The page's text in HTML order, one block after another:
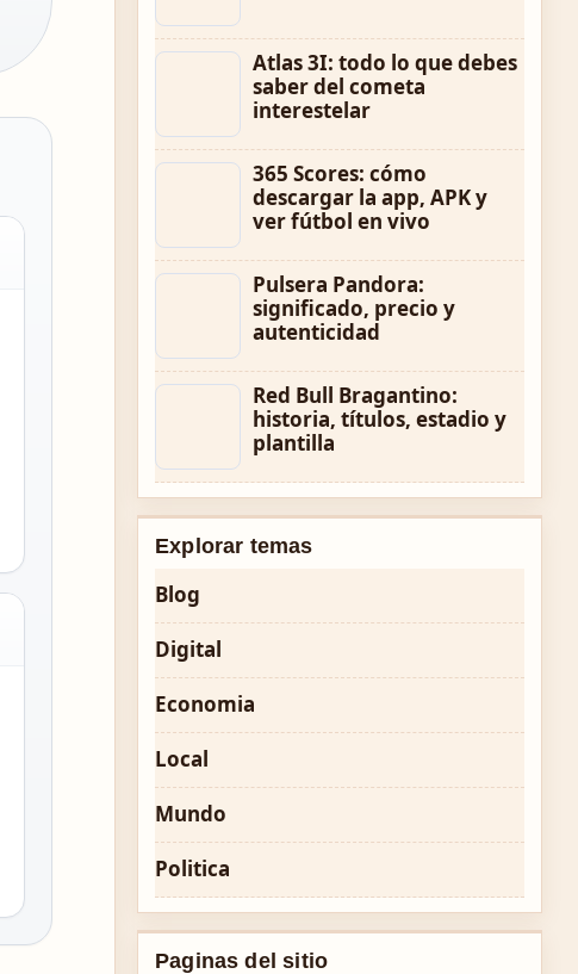
Atlas 3I: todo lo que debes
saber del cometa
interestelar
365 Scores: cómo
descargar la app, APK y
ver fútbol en vivo
Pulsera Pandora:
significado, precio y
autenticidad
Red Bull Bragantino:
historia, títulos, estadio y
plantilla
Explorar temas
Blog
Digital
Economia
Local
Mundo
Politica
Paginas del sitio